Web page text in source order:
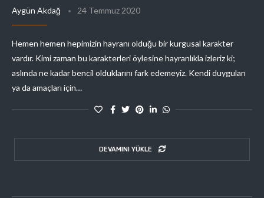
Aygün Akdağ 24 Temmuz 2020
Hemen hemen hepimizin hayranı olduğu bir kurgusal karakter
vardır. Kimi zaman bu karakterleri öylesine hayranlıkla izleriz ki;
aslında ne kadar bencil olduklarını fark edemeyiz. Kendi duyguları
ya da amaçları için…
DEVAMINI YÜKLE